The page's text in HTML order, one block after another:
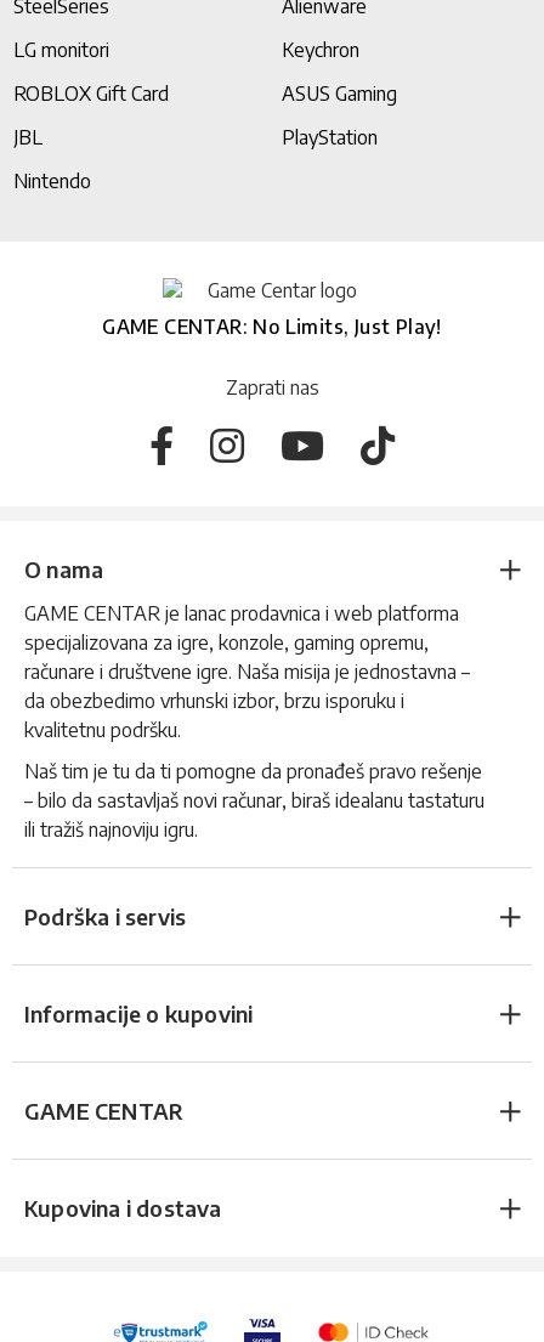
SteelSeries
Alienware
LG monitori
Keychron
ROBLOX Gift Card
ASUS Gaming
JBL
PlayStation
Nintendo
GAME CENTAR: No Limits, Just Play!
Zaprati nas
O nama
GAME CENTAR je lanac prodavnica i web platforma
specijalizovana za igre, konzole, gaming opremu,
računare i društvene igre. Naša misija je jednostavna –
da obezbedimo vrhunski izbor, brzu isporuku i
kvalitetnu podršku.
Naš tim je tu da ti pomogne da pronađeš pravo rešenje
– bilo da sastavljaš novi računar, biraš idealanu tastaturu
ili tražiš najnoviju igru.
Podrška i servis
Informacije o kupovini
GAME CENTAR
Kupovina i dostava